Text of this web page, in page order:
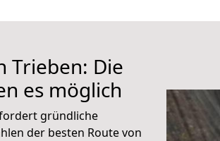
Trieben: Die
es möglich
gründliche
der besten Route von